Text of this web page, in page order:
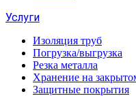
Услуги
Изоляция труб
Погрузка/выгрузка
Резка металла
Хранение на
Защитные покрытия